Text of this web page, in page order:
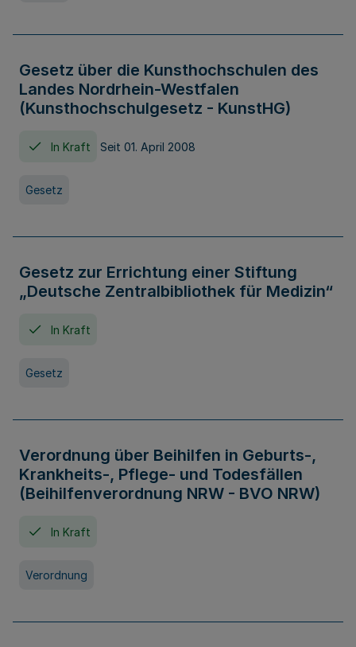
Gesetz über die Kunsthochschulen des
Landes Nordrhein-Westfalen
(Kunsthochschulgesetz - KunstHG)
In Kraft Seit 01. April 2008
Gesetz
Gesetz zur Errichtung einer Stiftung
„Deutsche Zentralbibliothek für Medizin“
In Kraft
Gesetz
Verordnung über Beihilfen in Geburts-,
Krankheits-, Pflege- und Todesfällen
(Beihilfenverordnung NRW - BVO NRW)
In Kraft
Verordnung